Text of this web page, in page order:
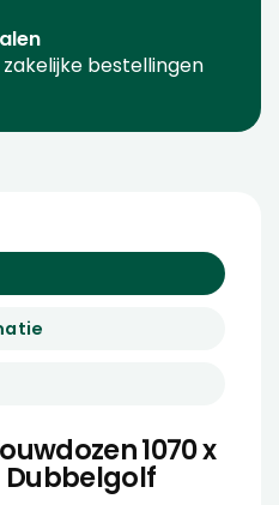
bestellingen
1070 x
Dubbelgolf